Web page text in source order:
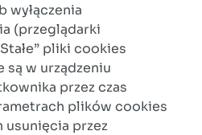
wyłączenia
(przeglądarki
pliki cookies
są w urządzeniu
przez czas
plików cookies
usunięcia przez